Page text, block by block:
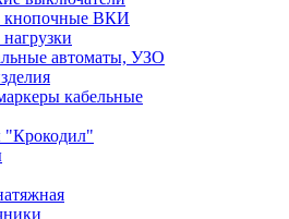
кнопочные ВКИ
автоматы, УЗО
кабельные